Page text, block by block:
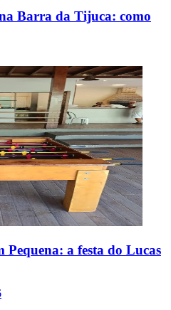
Barra da Tijuca: como
Pequena: a festa do Lucas